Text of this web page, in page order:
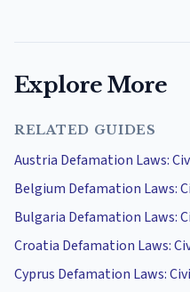
Explore More
RELATED GUIDES
Austria Defamation Laws:
Belgium Defamation Laws:
Bulgaria Defamation Laws:
Croatia Defamation Laws:
Cyprus Defamation Laws: